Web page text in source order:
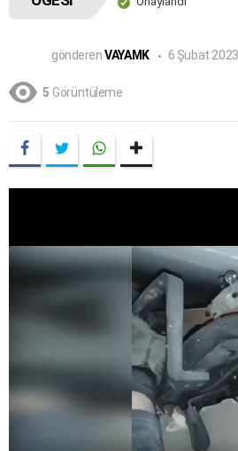
gönderen VAYAMK 6 Şubat
5 Görüntüleme